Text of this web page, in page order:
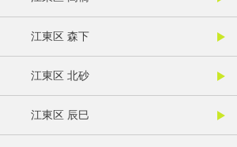
江東区 森下
江東区 北砂
江東区 辰巳